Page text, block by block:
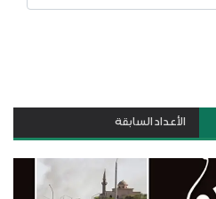
الأعداد السابقة